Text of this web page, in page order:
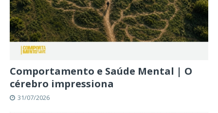
Comportamento e Saúde Mental | O
cérebro impressiona
31/07/2026